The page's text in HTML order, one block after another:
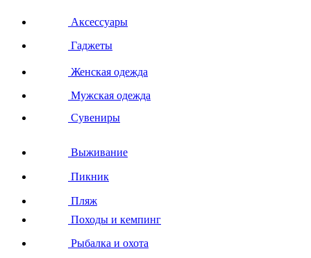
Аксессуары
Гаджеты
Женская одежда
Мужская одежда
Сувениры
Выживание
Пикник
Пляж
Походы и кемпинг
Рыбалка и охота